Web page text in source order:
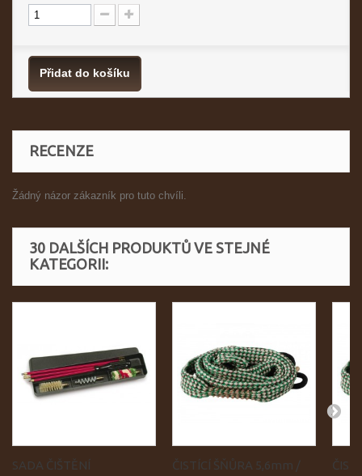
Přidat do košíku
RECENZE
Žádný názor zákazník pro tuto chvíli.
30 DALŠÍCH PRODUKTŮ VE STEJNÉ
KATEGORII:
SADA ČIŠTĚNÍ
ČISTÍCÍ ŠŇŮRA 5,6mm /